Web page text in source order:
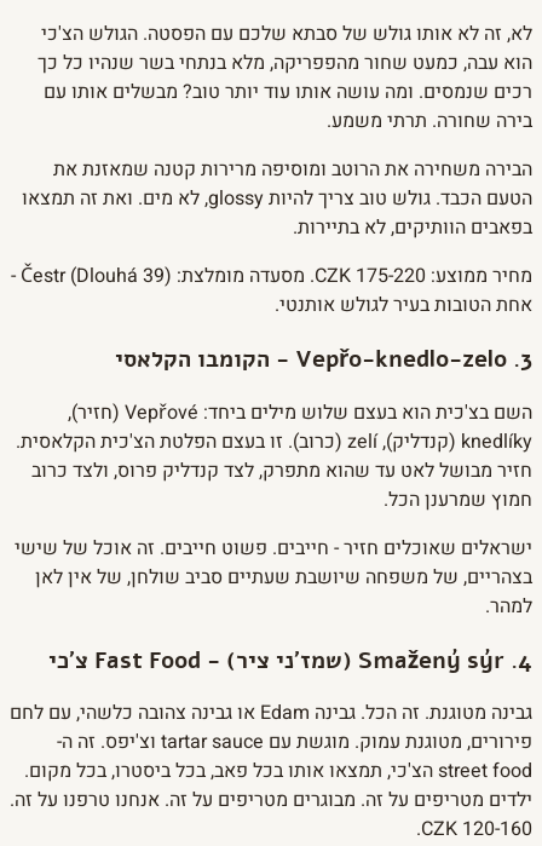
לא, זה לא אותו גולש של סבתא שלכם עם הפסטה. הגולש הצ'כי
הוא עבה, כמעט שחור מהפפריקה, מלא בנתחי בשר שנהיו כל כך
רכים שנמסים. ומה עושה אותו עוד יותר טוב? מבשלים אותו עם
בירה שחורה. תרתי משמע.
הבירה משחירה את הרוטב ומוסיפה מרירות קטנה שמאזנת את
הטעם הכבד. גולש טוב צריך להיות glossy, לא מים. ואת זה תמצאו
בפאבים הוותיקים, לא בתיירות.
מחיר ממוצע: 175-220 CZK. מסעדה מומלצת: Čestr (Dlouhá 39) -
אחת הטובות בעיר לגולש אותנטי.
3. Vepřo-knedlo-zelo - הקומבו הקלאסי
השם בצ'כית הוא בעצם שלוש מילים ביחד: Vepřové (חזיר),
knedlíky (קנדליק), zelí (כרוב). זו בעצם הפלטת הצ'כית הקלאסית.
חזיר מבושל לאט עד שהוא מתפרק, לצד קנדליק פרוס, ולצד כרוב
חמוץ שמרענן הכל.
ישראלים שאוכלים חזיר - חייבים. פשוט חייבים. זה אוכל של שישי
בצהריים, של משפחה שיושבת שעתיים סביב שולחן, של אין לאן
למהר.
4. Smažený sýr (שמז'ני ציר) - Fast Food צ'כי
גבינה מטוגנת. זה הכל. גבינה Edam או גבינה צהובה כלשהי, עם לחם
פירורים, מטוגנת עמוק. מוגשת עם tartar sauce וצ'יפס. זה ה-
street food הצ'כי, תמצאו אותו בכל פאב, בכל ביסטרו, בכל מקום.
ילדים מטריפים על זה. מבוגרים מטריפים על זה. אנחנו טרפנו על זה.
120-160 CZK.